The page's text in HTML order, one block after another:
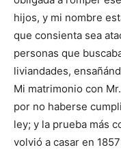
hijos, y mi nombre
que consienta sea
personas que
liviandades,
Mi matrimonio con
por no haberse
ley; y la prueba más
volvió a casar en